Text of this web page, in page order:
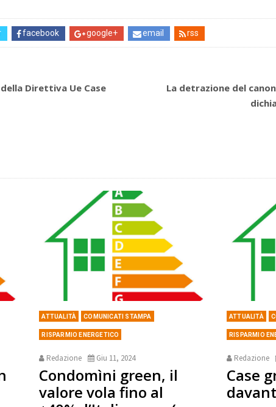
facebook google+ email rss
Direttiva Ue Case
La detrazione del
ATTUALITÀ COMUNICATI STAMPA
RISPARMIO ENERGETICO
Redazione Giu 11, 2024
Condomìni green, il
valore vola fino al
ATTUALITÀ
RISPARMIO
Redazione
Case